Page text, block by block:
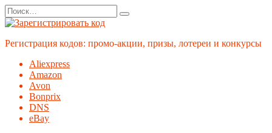
Перейти
к
содержанию
Search
for:
Регистрация кодов: промо-акции, призы, лотереи и конкурсы
Aliexpress
Amazon
Avon
Bonprix
DNS
eBay